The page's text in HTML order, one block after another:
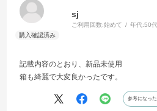
sj
ご利用回数:始めて 年代:50代
記載内容のとおり、新品未使用
箱も綺麗で大変良かったです。
参考になった